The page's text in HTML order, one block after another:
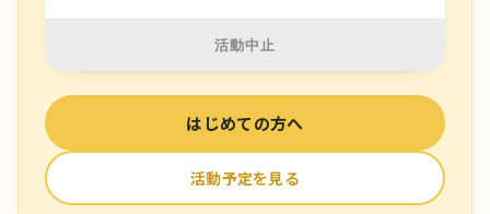
活動中止
はじめての方へ
活動予定を見る